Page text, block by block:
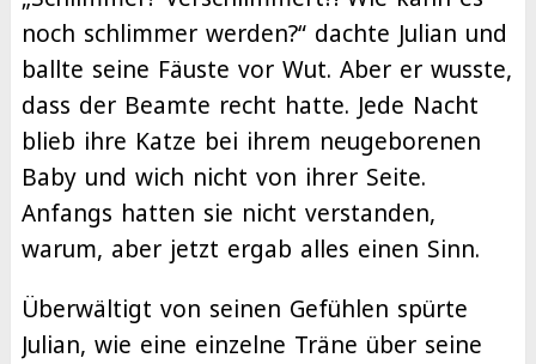
noch schlimmer werden?“ dachte Julian und
ballte seine Fäuste vor Wut. Aber er wusste,
dass der Beamte recht hatte. Jede Nacht
blieb ihre Katze bei ihrem neugeborenen
Baby und wich nicht von ihrer Seite.
Anfangs hatten sie nicht verstanden,
warum, aber jetzt ergab alles einen Sinn.
Überwältigt von seinen Gefühlen spürte
Julian, wie eine einzelne Träne über seine